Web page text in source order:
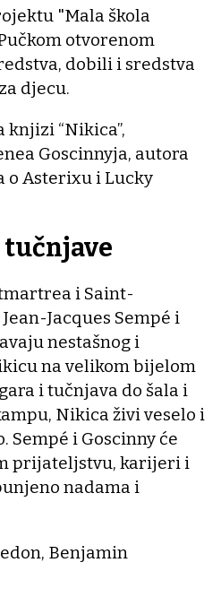
"Mala škola
otvorenom
dobili i sredstva
djecu.
knjizi “Nikica”,
Goscinnyja, autora
o Asterixu i Lucky
tučnjave
i Saint-
Jacques Sempé i
nestašnog i
na velikom bijelom
i tučnjava do šala i
Nikica živi veselo i
i Goscinny će
prijateljstvu, karijeri i
nadama i
Benjamin